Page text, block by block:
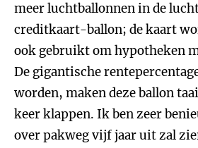
meer luchtballonnen in de
creditkaart-ballon; de kaart
ook gebruikt om hypotheken
De gigantische
worden, maken deze ballon
keer klappen. Ik ben zeer
over pakweg vijf jaar uit zal